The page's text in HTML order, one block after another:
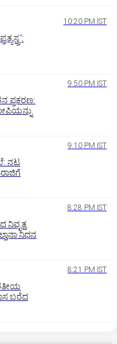
10:20 PM IST
9:50 PM IST
ಪ್ರಕರಣ:
9:10 PM IST
ನಟ
8:28 PM IST
ನಿವೃತ್ತ
ನಿಧನ
8:21 PM IST
ಬರೆದ